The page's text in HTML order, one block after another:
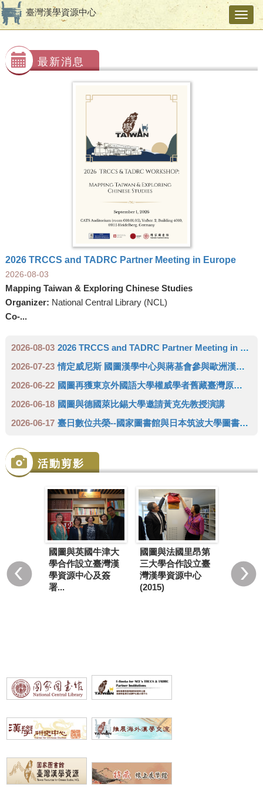
臺灣漢學資源中心
最新消息
2026 TRCCS and TADRC Partner Meeting in Europe
2026-08-03
Mapping Taiwan & Exploring Chinese Studies
Organizer: National Central Library (NCL)
Co-...
2026-08-03 2026 TRCCS and TADRC Partner Meeting in Europe
2026-07-23 情定威尼斯 國圖漢學中心與蔣基會參與歐洲漢學學會雙年會 推廣臺灣人文領域研究成果
2026-06-22 國圖再獲東京外國語大學權威學者舊藏臺灣原住民史料 達成徵集三代傳承日本學者完整拼圖
2026-06-18 國圖與德國萊比錫大學邀請黃克先教授演講
2026-06-17 臺日數位共榮--國家圖書館與日本筑波大學圖書館攜手成立「臺灣學術數位資源中心」(TADRC)
活動剪影
漢學
國圖與英國牛津大
學合作設立臺灣漢
學資源中心及簽
署...
國圖與法國里昂第
三大學合作設立臺
灣漢學資源中心
(2015)
源中心
大學成